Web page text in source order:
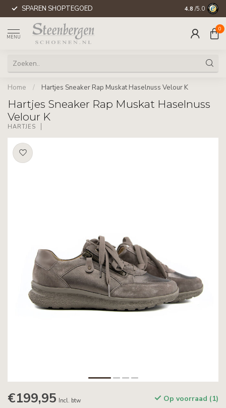
SPAREN SHOPTEGOED 4.8 /5.0
MENU
0
Home / Hartjes Sneaker Rap Muskat Haselnuss Velour K
Hartjes Sneaker Rap Muskat Haselnuss
Velour K
HARTJES
€199,95 Incl. btw Op voorraad (1)